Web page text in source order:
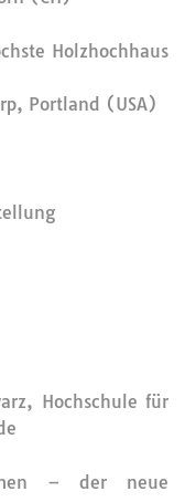
Holzhochhaus
Portland (USA)
Hochschule für
– der neue